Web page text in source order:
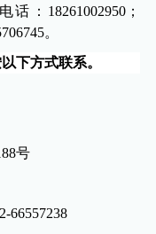
话： 18261002950 ；
。
下方式联系。
号
66557238